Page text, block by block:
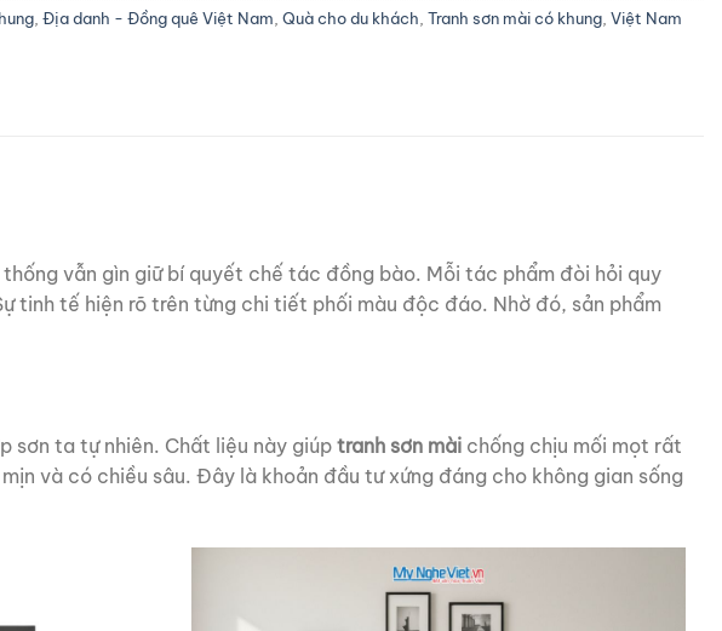
Địa danh - Đồng quê Việt Nam Quà cho du khách Tranh sơn mài có khung Việt Nam
vẫn gìn giữ bí quyết chế tác đồng bào. Mỗi tác phẩm đòi hỏi quy
tinh tế hiện rõ trên từng chi tiết phối màu độc đáo. Nhờ đó, sản phẩm
sơn ta tự nhiên. Chất liệu này giúptranh sơn mài chống chịu mối mọt rất
và có chiều sâu. Đây là khoản đầu tư xứng đáng cho không gian sống